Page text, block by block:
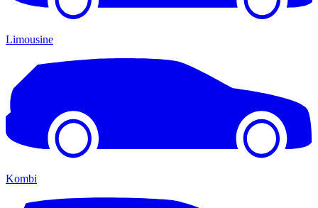
Limousine
Kombi